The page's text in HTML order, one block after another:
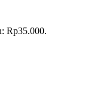
Rp35.000.